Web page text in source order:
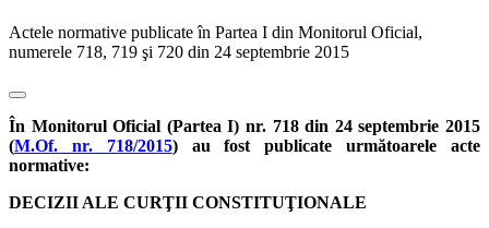
Actele normative publicate în Partea I din Monitorul Oficial,
numerele 718, 719 şi 720 din 24 septembrie 2015
În Monitorul Oficial (Partea I) nr. 718 din 24 septembrie 2015
(M.Of. nr. 718/2015) au fost publicate următoarele acte
normative:
DECIZII ALE CURŢII CONSTITUŢIONALE